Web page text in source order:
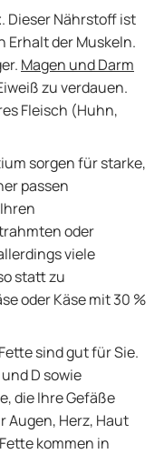
. Dieser Nährstoff ist
Erhalt der Muskeln.
Magen und Darm
zu verdauen.
Fleisch (Huhn,
sorgen für starke,
passen
oder
viele
statt zu
oder Käse mit 30 %
sind gut für Sie.
D sowie
die Ihre Gefäße
Herz, Haut
kommen in